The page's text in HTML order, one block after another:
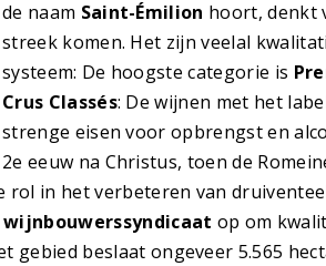
de naam Saint-Émilion hoort, denkt
streek komen. Het zijn veelal
systeem: De hoogste categorie is
Crus Classés: De wijnen met het
strenge eisen voor opbrengst en
2e eeuw na Christus, toen de
in het verbeteren van
wijnbouwerssyndicaat op om
gebied beslaat ongeveer 5.565